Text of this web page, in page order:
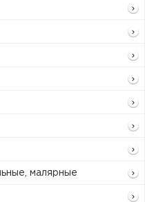
малярные